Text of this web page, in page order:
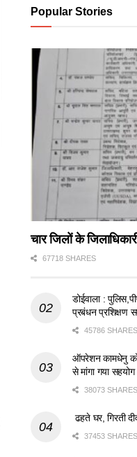
Popular Stories
चार जिलों के
67718 SHARES
डोईवाला :
प्रबंधन प्रशिक्षण
45786 SHARES
ऑपरेशन कामधेनु
से मांगा गया सहयोग
38073 SHARES
ढहते घर, गिरती
37453 SHARES